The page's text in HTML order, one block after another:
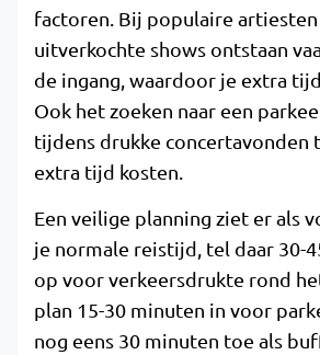
factoren. Bij populaire artiesten
uitverkochte shows ontstaan
de ingang, waardoor je extra
Ook het zoeken naar een
tijdens drukke concertavonden
extra tijd kosten.
Een veilige planning ziet er als
je normale reistijd, tel daar 30-
op voor verkeersdrukte rond
plan 15-30 minuten in voor
nog eens 30 minuten toe als